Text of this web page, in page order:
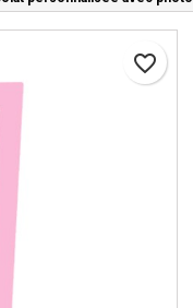
favorite_border